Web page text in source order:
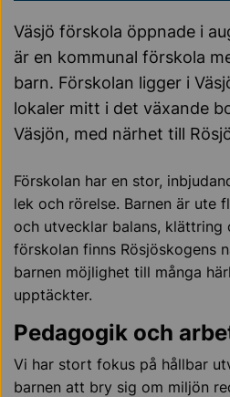
Väsjö förskola öppnade i
är en kommunal förskola
barn. Förskolan ligger i
lokaler mitt i det växande
Väsjön, med närhet till
Förskolan har en stor,
lek och rörelse. Barnen är ute
och utvecklar balans, klättring
förskolan finns Rösjöskogens
barnen möjlighet till många
upptäckter.
Pedagogik och
Vi har stort fokus på hållbar
barnen att bry sig om miljön